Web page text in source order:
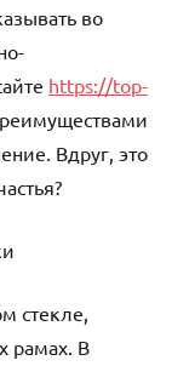
во
https://top-
Вдруг, это
стекле,
рамах. В